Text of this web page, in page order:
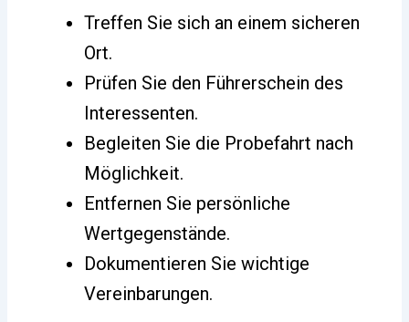
Treffen Sie sich an einem sicheren
Ort.
Prüfen Sie den Führerschein des
Interessenten.
Begleiten Sie die Probefahrt nach
Möglichkeit.
Entfernen Sie persönliche
Wertgegenstände.
Dokumentieren Sie wichtige
Vereinbarungen.